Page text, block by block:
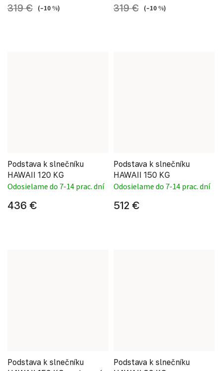
319 € (–10 %) 319 € (–10 %)
Podstava k slnečníku
HAWAII 120 KG
Odosielame do 7-14 prac. dní
436 €
Podstava k slnečníku
HAWAII 150 KG
Odosielame do 7-14 prac. dní
512 €
Podstava k slnečníku
Podstava k slnečníku